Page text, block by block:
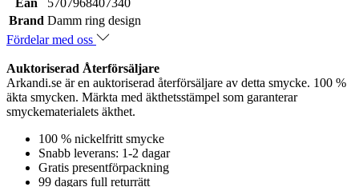
Brand Damm ring design
Fördelar med oss
Auktoriserad Återförsäljare
Arkandi.se är en auktoriserad återförsäljare av detta smycke. 100 %
äkta smycken. Märkta med äkthetsstämpel som garanterar
smyckematerialets äkthet.
100 % nickelfritt smycke
Snabb leverans: 1-2 dagar
Gratis presentförpackning
99 dagars full returrätt